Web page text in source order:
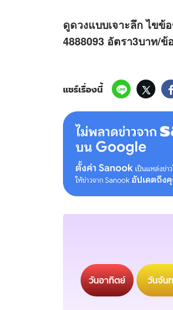
ดูดวงแบบเจาะลึก ไขข้
4888093 อัตรา3บาท/
แชร์เรื่องนี้
วันอาทิตย์ วันจัน